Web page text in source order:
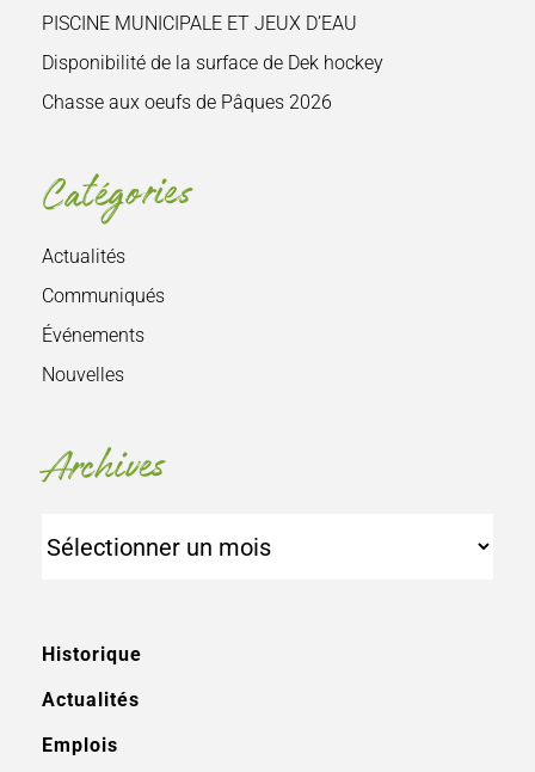
PISCINE MUNICIPALE ET JEUX D’EAU
Disponibilité de la surface de Dek hockey
Chasse aux oeufs de Pâques 2026
Catégories
Actualités
Communiqués
Événements
Nouvelles
Archives
Historique
Actualités
Emplois